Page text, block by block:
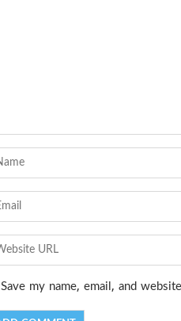
Save my name, email, and